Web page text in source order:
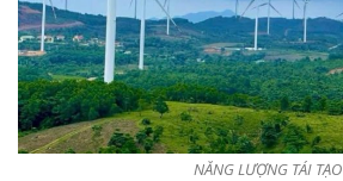
NĂNG LƯỢNG TÁI TẠO